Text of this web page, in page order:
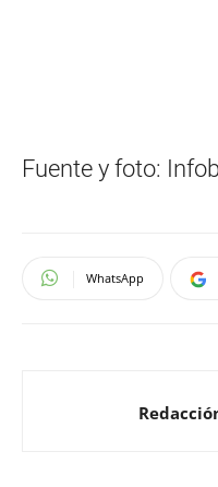
Fuente y foto:
WhatsApp